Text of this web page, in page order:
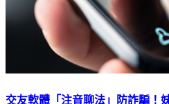
交友軟體「注音聊法」防詐騙